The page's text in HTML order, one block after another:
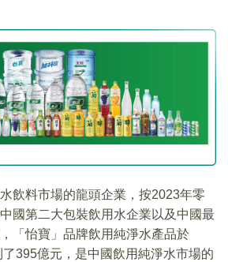
飲料市場的龍頭企業，按2023年零
國第二大包裝飲用水企業以及中國最
「怡寶」品牌飲用純淨水產品於
395億元，是中國飲用純淨水市場的